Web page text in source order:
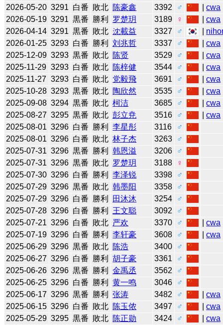
2026-05-20 3291 白番 敗北 陈豪鑫 3392 ♂ |cwa
2026-05-19 3291 黒番 勝利 罗楚玥 3189 ♀ |cwa
2026-04-14 3291 黒番 敗北 沈載益 3327 ♂
2026-01-25 3293 白番 勝利 刘兆哲 3337 ♂ |cwa
2025-12-09 3293 黒番 敗北 陈贤 3529 ♂ |cwa
2025-11-29 3293 白番 敗北 陈梓健 3544 ♂ |cwa
2025-11-27 3293 白番 敗北 党毅飛 3691 ♂ |cwa
2025-10-28 3293 黒番 敗北 陶欣然 3535 ♂ |cwa
2025-09-08 3294 黒番 敗北 柯洁 3685 ♂ |cwa
2025-08-27 3295 黒番 敗北 彭立尭 3516 ♂ |cwa
2025-08-01 3296 白番 勝利 李星彤 3116
♂
2025-08-01 3296 白番 敗北 林子杰 3263
♂
2025-07-31 3296 黒番 勝利 韩恩溢 3206
♂
2025-07-31 3296 黒番 敗北 罗楚玥 3188
♀
2025-07-30 3296 白番 勝利 李泽锐 3398
♂
2025-07-29 3296 黒番 敗北 韩墨阳 3358
♂
2025-07-29 3296 白番 勝利 田沐沐 3254
♂
2025-07-28 3296 白番 勝利 王文聪 3092
♂
2025-07-21 3296 白番 敗北 严欢 3370 ♂ |cwa
2025-07-19 3296 白番 勝利 李轩豪 3608 ♂ |cwa
2025-06-29 3296 黒番 敗北 陈浩 3400
♂
2025-06-27 3296 白番 勝利 胡子豪 3361
♂
2025-06-26 3296 黒番 勝利 金禹丞 3562
♂
2025-06-25 3296 白番 勝利 黄一鸣 3046
♂
2025-06-17 3296 黒番 勝利 张涛 3482 ♂ |cwa
2025-06-15 3296 白番 敗北 陈玉侬 3497 ♂ |cwa
2025-05-29 3295 黒番 敗北 陈正勋 3424 ♂ |cwa